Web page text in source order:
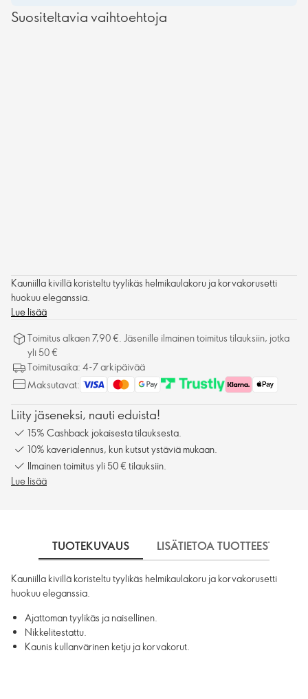
Suositeltavia vaihtoehtoja
Kauniilla kivillä koristeltu tyylikäs helmikaulakoru ja korvakorusetti
huokuu eleganssia.
Lue lisää
Toimitus alkaen 7,90 €. Jäsenille ilmainen toimitus tilauksiin, jotka
yli 50 €
Toimitusaika: 4-7 arkipäivää
Maksutavat:
Liity jäseneksi, nauti eduista!
15% Cashback jokaisesta tilauksesta.
10% kaverialennus, kun kutsut ystäviä mukaan.
Ilmainen toimitus yli 50 € tilauksiin.
Lue lisää
TUOTEKUVAUS LISÄTIETOA TUOTTEESTA
Kauniilla kivillä koristeltu tyylikäs helmikaulakoru ja korvakorusetti
huokuu eleganssia.
Ajattoman tyylikäs ja naisellinen.
Nikkelitestattu.
Kaunis kullanvärinen ketju ja korvakorut.